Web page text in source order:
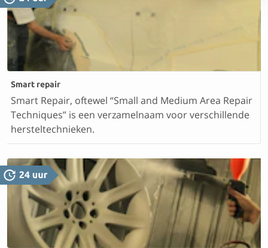
Smart repair
Smart Repair, oftewel “Small and Medium Area Repair
Techniques” is een verzamelnaam voor verschillende
hersteltechnieken.